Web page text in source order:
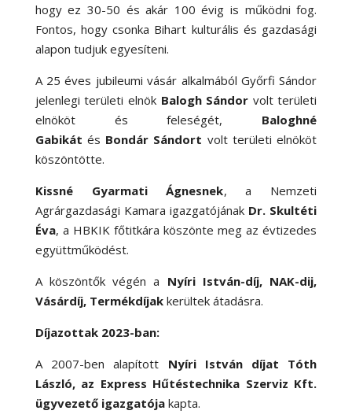
hogy ez 30-50 és akár 100 évig is működni fog.
Fontos, hogy csonka Bihart kulturális és gazdasági
alapon tudjuk egyesíteni.
A 25 éves jubileumi vásár alkalmából Győrfi Sándor
jelenlegi területi elnök Balogh Sándor volt területi
elnököt és feleségét, Baloghné
Gabikátés Bondár Sándort volt területi elnököt
köszöntötte.
Kissné Gyarmati Ágnesnek, a Nemzeti
Agrárgazdasági Kamara igazgatójának Dr. Skultéti
Éva, a HBKIK főtitkára köszönte meg az évtizedes
együttműködést.
A köszöntők végén a Nyíri István-díj, NAK-dij,
Vásárdíj, Termékdíjakkerültek átadásra.
Díjazottak 2023-ban:
A 2007-ben alapított
Nyíri István díjat Tóth
László, az Express Hűtéstechnika Szerviz Kft.
ügyvezető igazgatója kapta.